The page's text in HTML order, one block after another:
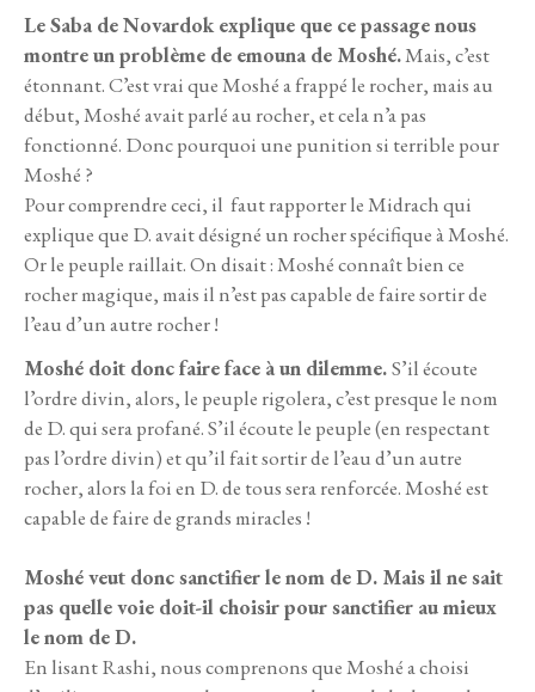
Le Saba de Novardok explique que ce passage nous
montre un problème de emouna de Moshé.Mais, c’est
étonnant. C’est vrai que Moshé a frappé le rocher, mais au
début, Moshé avait parlé au rocher, et cela n’a pas
fonctionné. Donc pourquoi une punition si terrible pour
Moshé ?
Pour comprendre ceci, il faut rapporter le Midrach qui
explique que D. avait désigné un rocher spécifique à Moshé.
Or le peuple raillait. On disait : Moshé connaît bien ce
rocher magique, mais il n’est pas capable de faire sortir de
l’eau d’un autre rocher !
Moshé doit donc faire face à un dilemme.S’il écoute
l’ordre divin, alors, le peuple rigolera, c’est presque le nom
de D. qui sera profané. S’il écoute le peuple (en respectant
pas l’ordre divin) et qu’il fait sortir de l’eau d’un autre
rocher, alors la foi en D. de tous sera renforcée. Moshé est
capable de faire de grands miracles !
Moshé veut donc sanctifier le nom de D. Mais il ne sait
pas quelle voie doit-il choisir pour sanctifier au mieux
le nom de D.
En lisant Rashi, nous comprenons que Moshé a choisi